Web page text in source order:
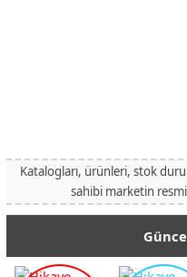
Katalogları, ürünleri, stok
sahibi marketin